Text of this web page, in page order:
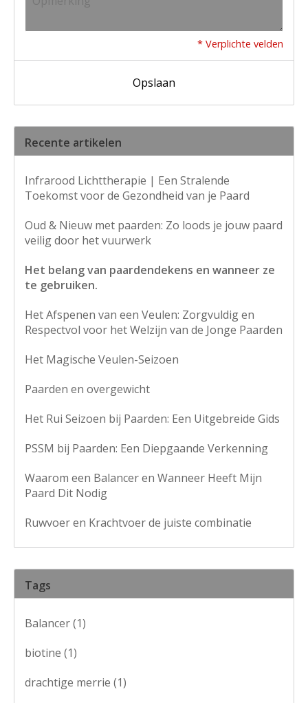
* Verplichte velden
Opslaan
Recente artikelen
Infrarood Lichttherapie | Een Stralende
Toekomst voor de Gezondheid van je Paard
Oud & Nieuw met paarden: Zo loods je jouw paard
veilig door het vuurwerk
Het belang van paardendekens en wanneer ze
te gebruiken.
Het Afspenen van een Veulen: Zorgvuldig en
Respectvol voor het Welzijn van de Jonge Paarden
Het Magische Veulen-Seizoen
Paarden en overgewicht
Het Rui Seizoen bij Paarden: Een Uitgebreide Gids
PSSM bij Paarden: Een Diepgaande Verkenning
Waarom een Balancer en Wanneer Heeft Mijn
Paard Dit Nodig
Ruwvoer en Krachtvoer de juiste combinatie
Tags
Balancer(1)
biotine (1)
drachtige merrie (1)